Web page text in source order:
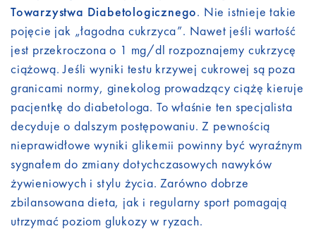
Towarzystwa Diabetologicznego. Nie istnieje takie
pojęcie jak „łagodna cukrzyca”. Nawet jeśli wartość
jest przekroczona o 1 mg/dl rozpoznajemy cukrzycę
ciążową. Jeśli wyniki testu krzywej cukrowej są poza
granicami normy, ginekolog prowadzący ciążę kieruje
pacjentkę do diabetologa. To właśnie ten specjalista
decyduje o dalszym postępowaniu. Z pewnością
nieprawidłowe wyniki glikemii powinny być wyraźnym
sygnałem do zmiany dotychczasowych nawyków
żywieniowych i stylu życia. Zarówno dobrze
zbilansowana dieta, jak i regularny sport pomagają
utrzymać poziom glukozy w ryzach.